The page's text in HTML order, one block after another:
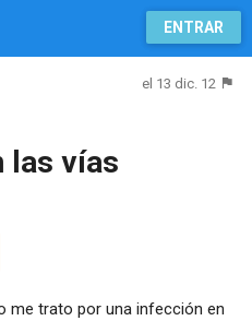
ENTRAR
el 13 dic. 12
las vías
me trato por una infección en